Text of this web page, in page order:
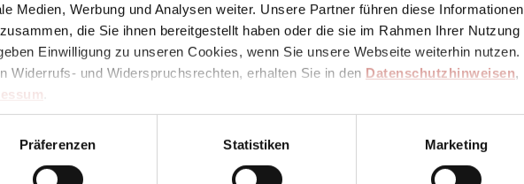
Medien, Werbung und Analysen weiter. Unsere Partner führen diese Informationen
die Sie ihnen bereitgestellt haben oder die sie im Rahmen Ihrer Nutzung
Einwilligung zu unseren Cookies, wenn Sie unsere Webseite weiterhin nutzen.
Widerrufs- und Widerspruchsrechten, erhalten Sie in den Datenschutzhinweisen,
Präferenzen Statistiken Marketing